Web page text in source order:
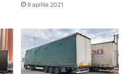
9 aprilie 2021